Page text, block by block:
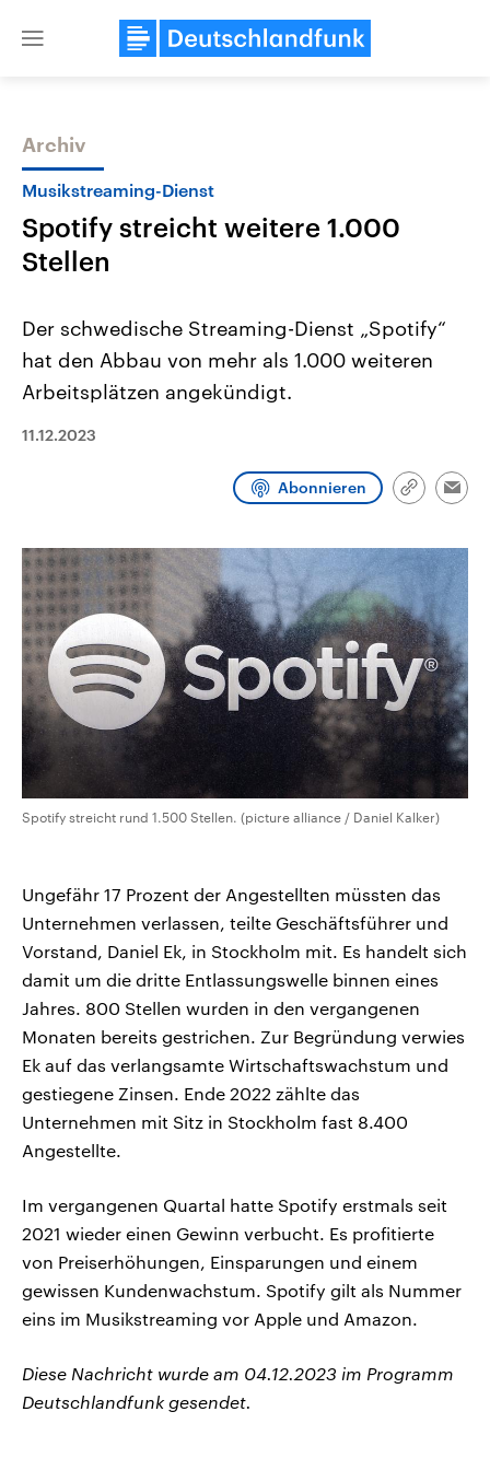
Close
Themen
USA
Aktuelle Beiträge, Analysen und
Wirtschaftlich und militärisch
den mächtigsten Ländern der Erde, Region wieder die Gewalt
Israel möchte die Hamas
Diese wird wie die
Sendungen Programm Podcasts
Audio-Archiv
Archiv
Musikstreaming-Dienst
Spotify streicht weitere 1.000
Stellen
Der schwedische Streaming-Dienst „Spotify“
hat den Abbau von mehr als 1.000 weiteren
Arbeitsplätzen angekündigt.
11.12.2023
Abonnieren
Link
Spotify streicht rund 1.500 Stellen. (picture alliance / Daniel Kalker)
Ungefähr 17 Prozent der Angestellten müssten das
Unternehmen verlassen, teilte Geschäftsführer und
Vorstand, Daniel Ek, in Stockholm mit. Es handelt sich
damit um die dritte Entlassungswelle binnen eines
Jahres. 800 Stellen wurden in den vergangenen
Monaten bereits gestrichen. Zur Begründung verwies
Ek auf das verlangsamte Wirtschaftswachstum und
gestiegene Zinsen. Ende 2022 zählte das
Unternehmen mit Sitz in Stockholm fast 8.400
Angestellte.
Im vergangenen Quartal hatte Spotify erstmals seit
2021 wieder einen Gewinn verbucht. Es profitierte
von Preiserhöhungen, Einsparungen und einem
gewissen Kundenwachstum. Spotify gilt als Nummer
eins im Musikstreaming vor Apple und Amazon.
Diese Nachricht wurde am 04.12.2023 im Programm
Deutschlandfunk gesendet.